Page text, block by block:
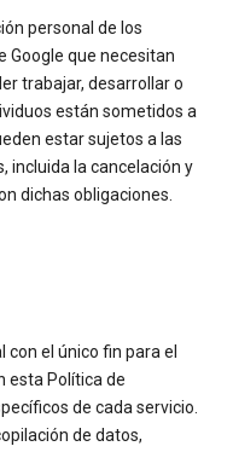
personal de los
Google que necesitan
trabajar, desarrollar o
están sometidos a
estar sujetos a las
incluida la cancelación y
dichas obligaciones.
el único fin para el
esta Política de
de cada servicio.
de datos,